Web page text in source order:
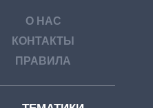
О НАС
КОНТАКТЫ
ПРАВИЛА